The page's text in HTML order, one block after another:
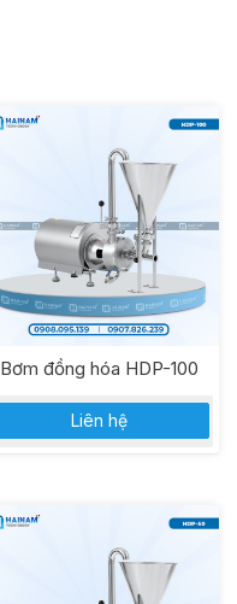
Bơm đồng hóa HDP-100
Liên hệ